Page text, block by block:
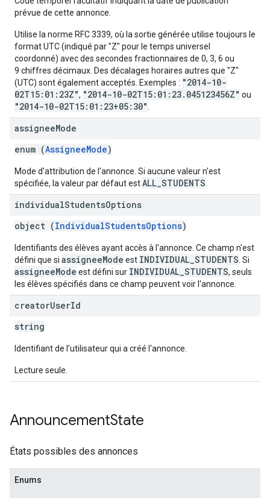
prévue de cette annonce.
Utilise la norme RFC 3339, où la sortie générée utilise toujours le
format UTC (indiqué par "Z" pour le temps universel
coordonné) avec des secondes fractionnaires de 0, 3, 6 ou
9 chiffres décimaux. Des décalages horaires autres que "Z"
(UTC) sont également acceptés. Exemples : "2014-10-
02T15:01:23Z", "2014-10-02T15:01:23.045123456Z" ou
"2014-10-02T15:01:23+05:30"
assigneeMode
enum (AssigneeMode)
Mode d'attribution de l'annonce. Si aucune valeur n'est
spécifiée, la valeur par défaut estALL_STUDENTS
individualStudentsOptions
object (IndividualStudentsOptions)
Identifiants des élèves ayant accès à l'annonce. Ce champ n'est
défini que si assigneeMode est INDIVIDUAL_STUDENTS . Si
assigneeMode est défini sur INDIVIDUAL_STUDENTS, seuls
les élèves spécifiés dans ce champ peuvent voir l'annonce.
creatorUserId
string
Identifiant de l'utilisateur qui a créé l'annonce.
Lecture seule.
AnnouncementState
États possibles des annonces
Enums